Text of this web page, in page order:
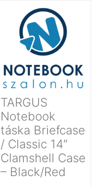
TARGUS
Notebook
táska Briefcase
/ Classic 14″
Clamshell Case
– Black/Red